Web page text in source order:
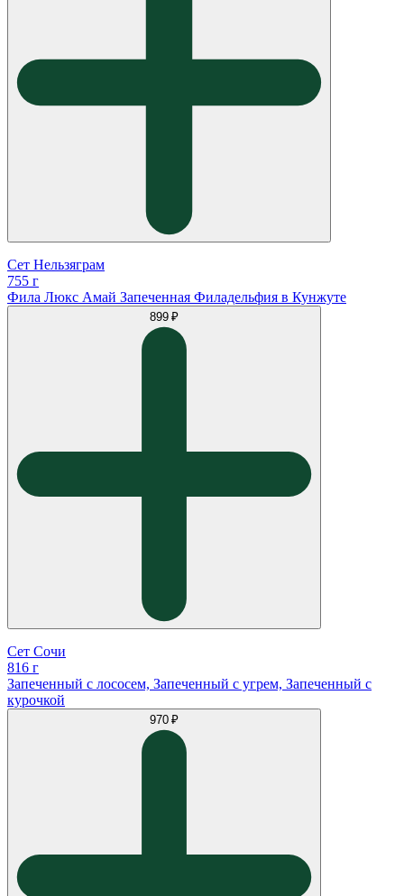
Сет Нельзяграм
755 г
Фила Люкс Амай Запеченная Филадельфия в Кунжуте
899 ₽
Сет Сочи
816 г
Запеченный с лососем, Запеченный с угрем, Запеченный с
курочкой
970 ₽